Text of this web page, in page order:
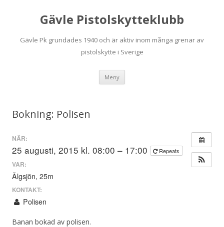
Gävle Pistolskytteklubb
Gävle Pk grundades 1940 och är aktiv inom många grenar av
pistolskytte i Sverige
Meny
Bokning: Polisen
NÄR:
25 augusti, 2015 kl. 08:00 – 17:00 Repeats
VAR:
Älgsjön, 25m
KONTAKT:
Polisen
Banan bokad av polisen.